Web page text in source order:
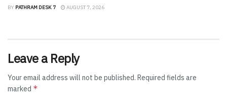
BY PATHRAM DESK 7 AUGUST 7, 2026
Leave a Reply
Your email address will not be published. Required fields are
marked *